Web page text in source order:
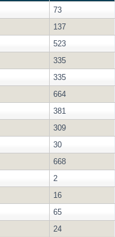
73
137
523
335
335
664
381
309
30
668
2
16
65
24